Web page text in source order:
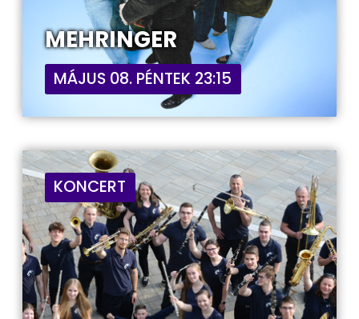
MEHRINGER
MÁJUS 08. PÉNTEK 23:15
KONCERT